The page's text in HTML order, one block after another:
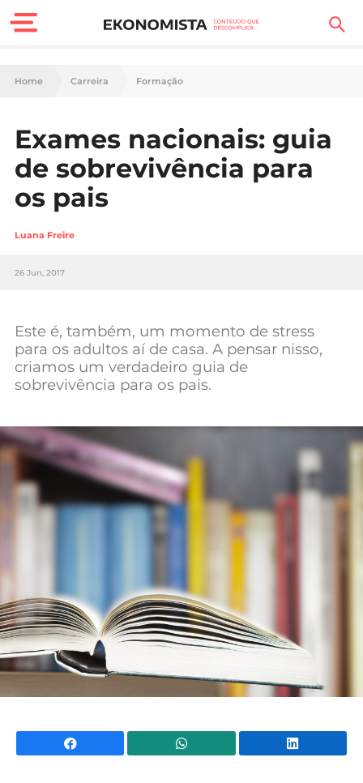
Finanças Pessoais
Carreira
Casa
Lifestyle
Sociedade
Negócios
Mundial 2026
Home Carreira Formação
Exames nacionais: guia
de sobrevivência para
os pais
Luana Freire
26 Jun, 2017
Este é, também, um momento de stress
para os adultos aí de casa. A pensar nisso,
criamos um verdadeiro guia de
sobrevivência para os pais.
Facebook WhatsApp